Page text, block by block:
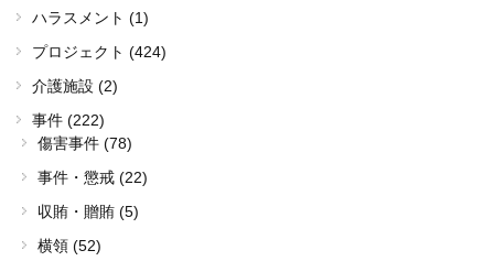
ハラスメント (1)
プロジェクト (424)
介護施設 (2)
事件 (222)
傷害事件 (78)
事件・懲戒 (22)
収賄・贈賄 (5)
横領 (52)